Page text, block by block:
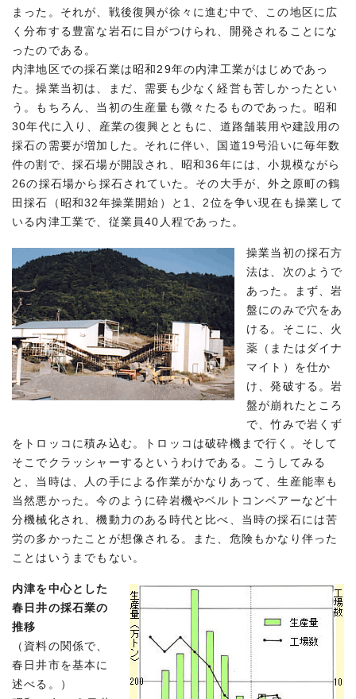
まった。それが、戦後復興が徐々に進む中で、この地区に広
く分布する豊富な岩石に目がつけられ、開発されることにな
ったのである。
内津地区での採石業は昭和29年の内津工業がはじめであっ
た。操業当初は、まだ、需要も少なく経営も苦しかったとい
う。もちろん、当初の生産量も微々たるものであった。昭和
30年代に入り、産業の復興とともに、道路舗装用や建設用の
採石の需要が増加した。それに伴い、国道19号沿いに毎年数
件の割で、採石場が開設され、昭和36年には、小規模ながら
26の採石場から採石されていた。その大手が、外之原町の鶴
田採石（昭和32年操業開始）と1、2位を争い現在も操業して
いる内津工業で、従業員40人程であった。
操業当初の採石方
法は、次のようで
あった。まず、岩
盤にのみで穴をあ
ける。そこに、火
薬（またはダイナ
マイト）を仕か
け、発破する。岩
盤が崩れたところ
で、竹みで岩くず
をトロッコに積み込む。トロッコは破砕機まで行く。そして
そこでクラッシャーするというわけである。こうしてみる
と、当時は、人の手による作業がかなりあって、生産能率も
当然悪かった。今のように砕岩機やベルトコンベアーなど十
分機械化され、機動力のある時代と比べ、当時の採石には苦
労の多かったことが想像される。また、危険もかなり伴った
ことはいうまでもない。
内津を中心とした
春日井の採石業の
推移
（資料の関係で、
春日井市を基本に
述べる。）